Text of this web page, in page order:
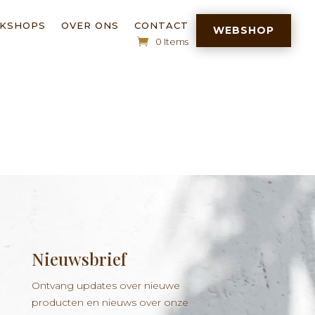
OVER ONS
CONTACT
0 Items
WEBSHOP
Nieuwsbrief
Ontvang updates over nieuwe
producten en nieuws over onze